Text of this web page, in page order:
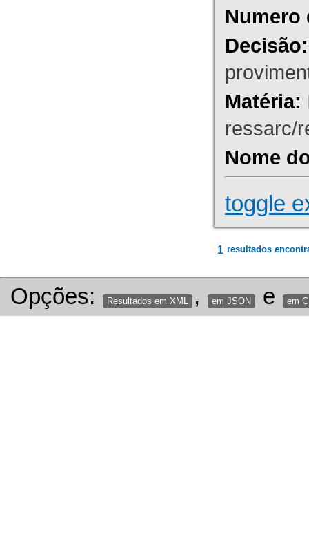
Numero
Decisão:
Matéria:
ressarc/
Nome
toggle
1 resultados
Opções: Resultados em XML , em JSON e em